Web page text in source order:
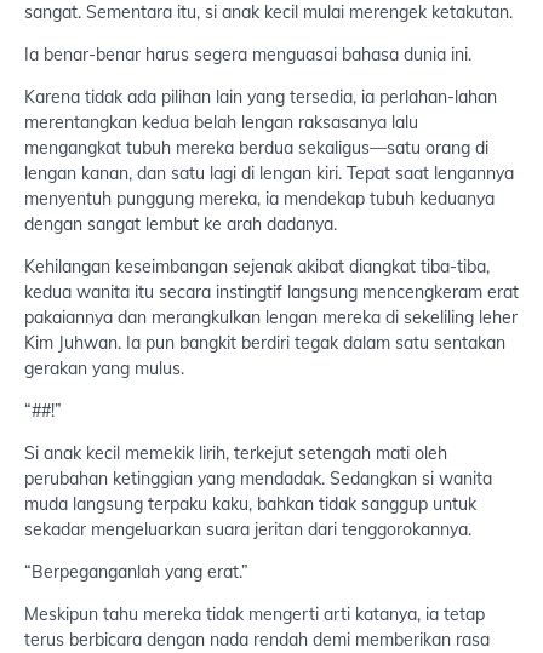
sangat. Sementara itu, si anak kecil mulai merengek ketakutan.
Ia benar-benar harus segera menguasai bahasa dunia ini.
Karena tidak ada pilihan lain yang tersedia, ia perlahan-lahan
merentangkan kedua belah lengan raksasanya lalu
mengangkat tubuh mereka berdua sekaligus—satu orang di
lengan kanan, dan satu lagi di lengan kiri. Tepat saat lengannya
menyentuh punggung mereka, ia mendekap tubuh keduanya
dengan sangat lembut ke arah dadanya.
Kehilangan keseimbangan sejenak akibat diangkat tiba-tiba,
kedua wanita itu secara instingtif langsung mencengkeram erat
pakaiannya dan merangkulkan lengan mereka di sekeliling leher
Kim Juhwan. Ia pun bangkit berdiri tegak dalam satu sentakan
gerakan yang mulus.
“##!”
Si anak kecil memekik lirih, terkejut setengah mati oleh
perubahan ketinggian yang mendadak. Sedangkan si wanita
muda langsung terpaku kaku, bahkan tidak sanggup untuk
sekadar mengeluarkan suara jeritan dari tenggorokannya.
“Berpeganganlah yang erat.”
Meskipun tahu mereka tidak mengerti arti katanya, ia tetap
terus berbicara dengan nada rendah demi memberikan rasa